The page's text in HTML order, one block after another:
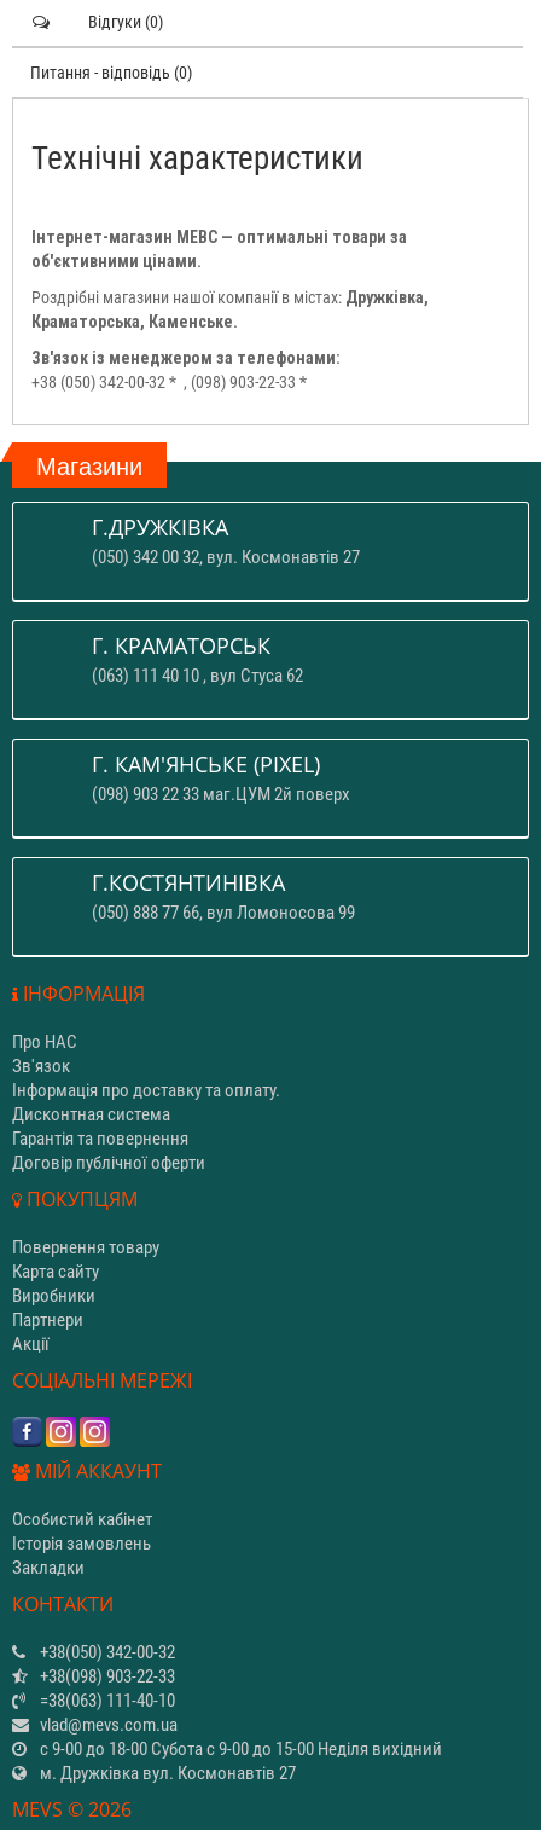
Відгуки (0)
Питання - відповідь (0)
Технічні характеристики
Інтернет-магазин МЕВС — оптимальні товари за
об'єктивними цінами.
Роздрібні магазини нашої компанії в містах: Дружківка,
Краматорська, Каменське.
Зв'язок із менеджером за телефонами:
+38 (050) 342-00-32 * , (098) 903-22-33 *
Магазини
Г.ДРУЖКІВКА
(050) 342 00 32, вул. Космонавтів 27
Г. КРАМАТОРСЬК
(063) 111 40 10 , вул Стуса 62
Г. КАМ'ЯНСЬКЕ (PIXEL)
(098) 903 22 33 маг.ЦУМ 2й поверх
Г.КОСТЯНТИНІВКА
(050) 888 77 66, вул Ломоносова 99
ІНФОРМАЦІЯ
Про НАС
Зв'язок
Інформація про доставку та оплату.
Дисконтная система
Гарантія та повернення
Договір публічної оферти
ПОКУПЦЯМ
Повернення товару
Карта сайту
Виробники
Партнери
Акції
СОЦІАЛЬНІ МЕРЕЖІ
МІЙ АККАУНТ
Особистий кабінет
Історія замовлень
Закладки
КОНТАКТИ
+38(050) 342-00-32
+38(098) 903-22-33
=38(063) 111-40-10
vlad@mevs.com.ua
с 9-00 до 18-00 Субота с 9-00 до 15-00 Неділя вихідний
м. Дружківка вул. Космонавтів 27
MEVS © 2026